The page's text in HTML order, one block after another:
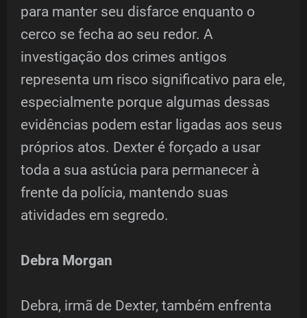
para manter seu disfarce enquanto o
cerco se fecha ao seu redor. A
investigação dos crimes antigos
representa um risco significativo para ele,
especialmente porque algumas dessas
evidências podem estar ligadas aos seus
próprios atos. Dexter é forçado a usar
toda a sua astúcia para permanecer à
frente da polícia, mantendo suas
atividades em segredo.
Debra Morgan
Debra, irmã de Dexter, também enfrenta